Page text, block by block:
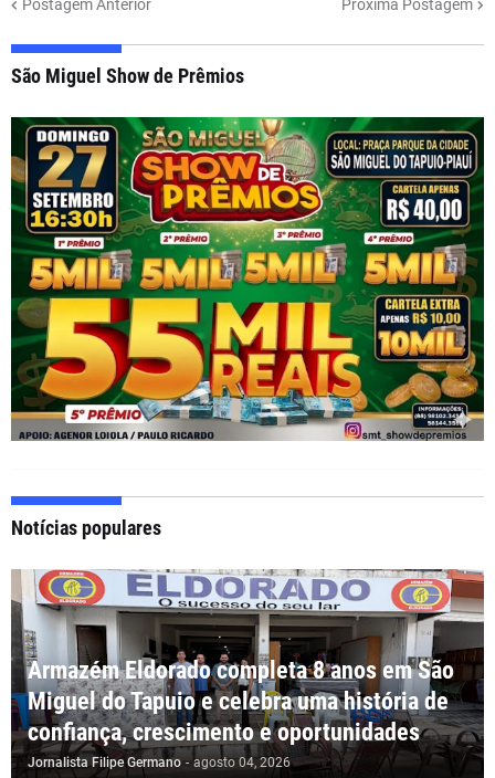
Postagem Anterior Próxima Postagem
São Miguel Show de Prêmios
Notícias populares
Armazém Eldorado completa 8 anos em São
Miguel do Tapuio e celebra uma história de
confiança, crescimento e oportunidades
Jornalista Filipe Germano - agosto 04, 2026